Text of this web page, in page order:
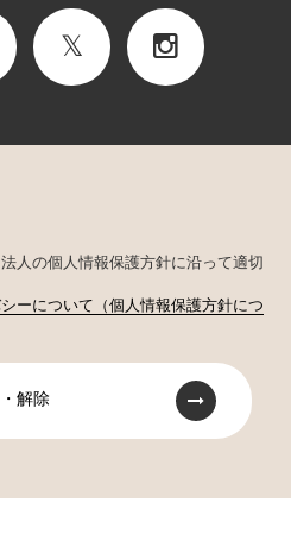
人の個人情報保護方針に沿って適切
シーについて（個人情報保護方針につ
解除